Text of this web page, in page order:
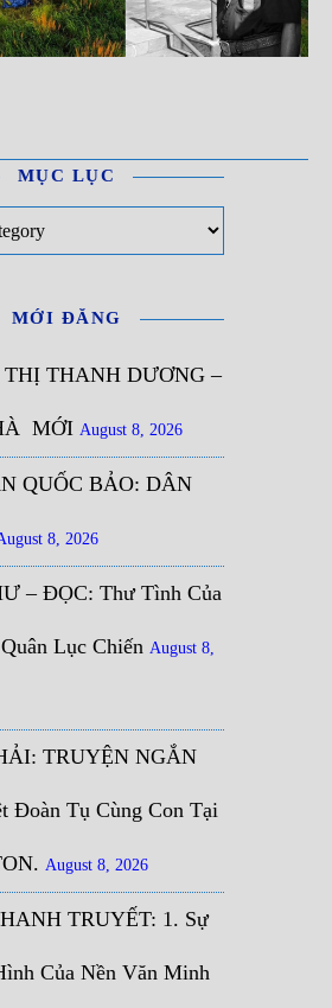
MỤC LỤC
MỚI ĐĂNG
THỊ THANH DƯƠNG –
MỚI August 8, 2026
QUỐC BẢO: DÂN
8, 2026
– ĐỌC: Thư Tình Của
Lục Chiến August 8,
TRUYỆN NGẮN
Đoàn Tụ Cùng Con Tại
August 8, 2026
TRUYẾT: 1. Sự
Của Nền Văn Minh